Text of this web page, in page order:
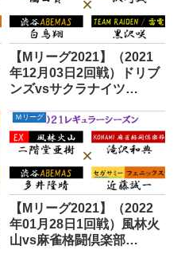
【Mリーグ2021】（2021
年12月03日2回戦）ドリブ
ンズvsサクラナイツ
Ｍリーグ
【Mリーグ2021】（2022
年01月28日1回戦）風林火
山vs麻雀格闘倶楽部